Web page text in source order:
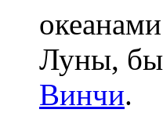
Луны,
Винчи.